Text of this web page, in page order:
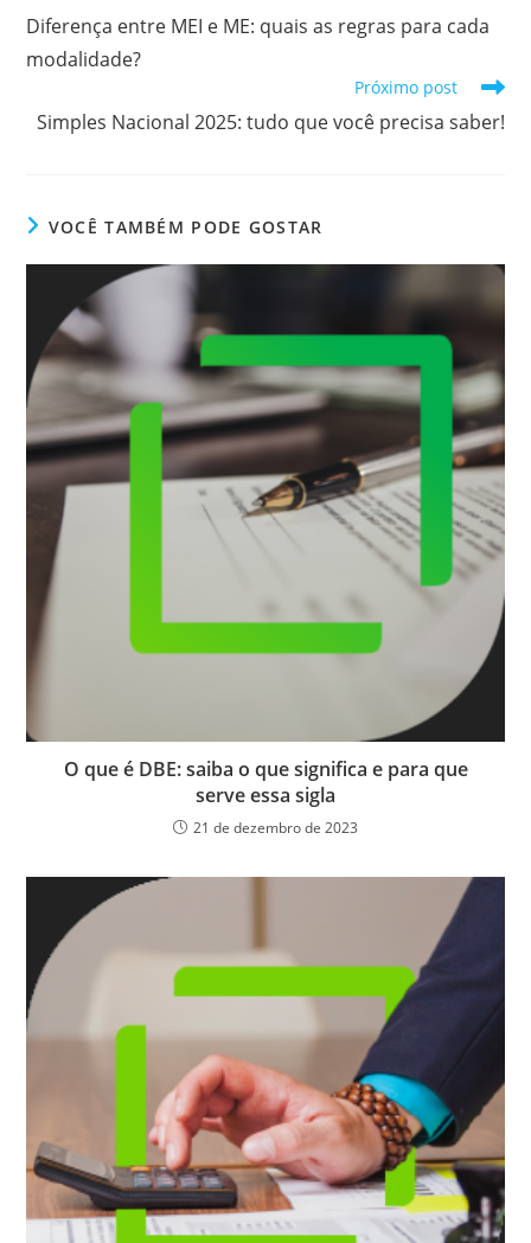
mais
artigos
Diferença entre MEI e ME: quais as regras para cada
modalidade?
Próximo post
Simples Nacional 2025: tudo que você precisa saber!
VOCÊ TAMBÉM PODE GOSTAR
O que é DBE: saiba o que significa e para que
serve essa sigla
21 de dezembro de 2023